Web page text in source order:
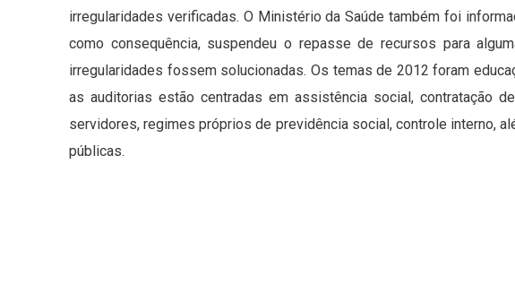
irregularidades verificadas. O Ministério da Saúde também foi
como consequência, suspendeu o repasse de recursos para
irregularidades fossem solucionadas. Os temas de 2012 foram
as auditorias estão centradas em assistência social, contratação
servidores, regimes próprios de previdência social, controle interno,
públicas.